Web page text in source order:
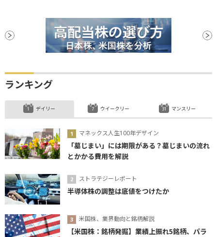
ランキング
デイリー
マネックス人生100年デザイン
「墓じまい」には期限がある？墓じまいの流れ
とかかる費用を解説
ストラテジーレポート
半導体株の調整は底値をつけたか
米国株、業界動向と銘柄解説
【米国株：銘柄発掘】業績上振れ5銘柄、パラ
ウイークリー マンスリー